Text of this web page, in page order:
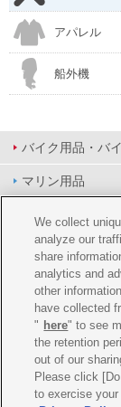
アパレル
船外機
バイク用品・バ
マリン用品
PAS/YPJ用品
その他用品
イベント&エン
オンラインショ
企業情報
ご利用規約 推薦環境
We collect
analyze our
share
analytics and
other
have collected
" here" to see
the retention
out of our
Please click
to exercise your